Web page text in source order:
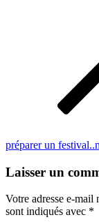
préparer un
Laisser un
Votre adresse e-mail
sont indiqués avec *